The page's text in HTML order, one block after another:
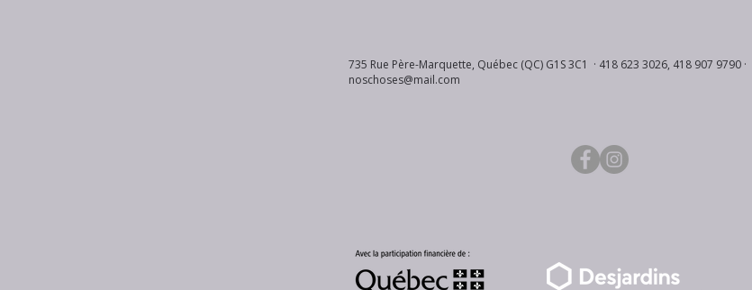
735 Rue Père-Marquette, Québec (QC) G1S 3C1 · 418 623 3026, 418 907 9790 ·
noschoses@mail.com